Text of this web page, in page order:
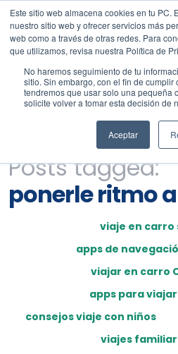
Este sitio web almacena cookies en tu PC.
nuestro sitio web y ofrecer servicios más
web como a través de otras redes. Para
que utilizamos, revisa nuestra Política de
No haremos seguimiento de tu
sitio. Sin embargo, con el fin de cumplir
tendremos que usar solo una pequeña
solicite volver a tomar esta decisión de
Aceptar
Posts tagged:
ponerle ritmo
viaje en carro
apps de
viajar en carro
apps para
consejos viaje con niños
viajes